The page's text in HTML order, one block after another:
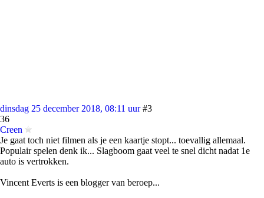
dinsdag 25 december 2018, 08:11 uur #3
36
Creen
Je gaat toch niet filmen als je een kaartje stopt... toevallig allemaal.
Populair spelen denk ik... Slagboom gaat veel te snel dicht nadat 1e
auto is vertrokken.
Vincent Everts is een blogger van beroep...